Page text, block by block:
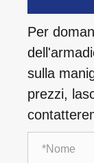
Per
sulla
prezzi,